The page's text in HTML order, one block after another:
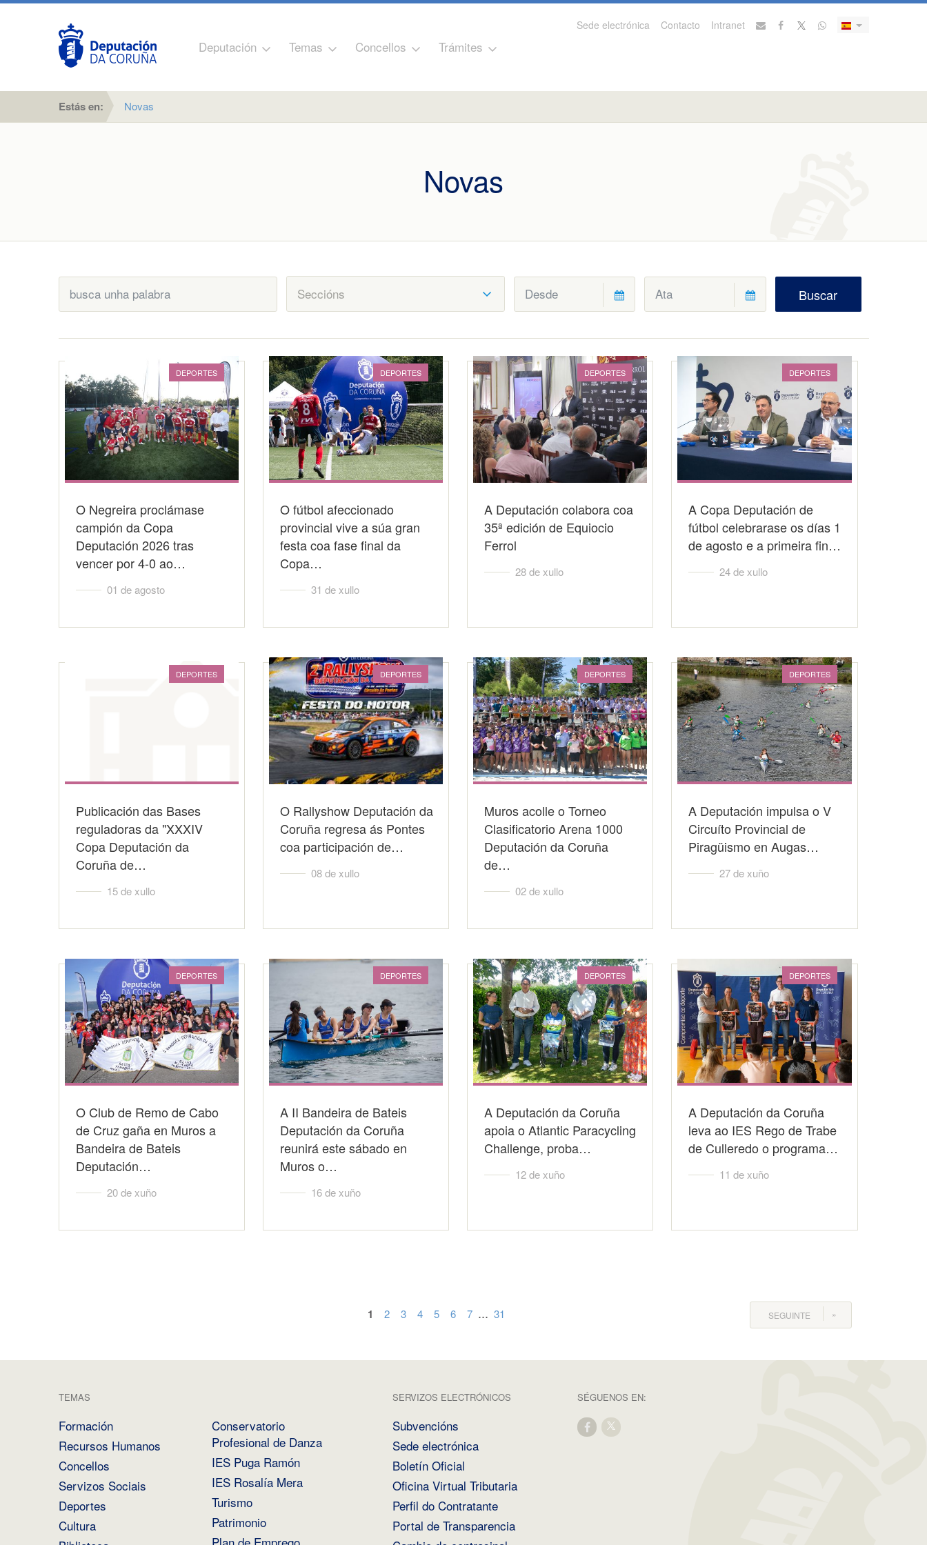
Sede electrónica Contacto Intranet
Deputación Temas Concellos Trámites
Estás en: Novas
Novas
Buscar
DEPORTES
O Negreira proclámase
campión da Copa
Deputación 2026 tras
vencer por 4-0 ao…
01 de agosto
DEPORTES
O fútbol afeccionado
provincial vive a súa gran
festa coa fase final da
Copa…
31 de xullo
DEPORTES
A Deputación colabora coa
35ª edición de Equiocio
Ferrol
28 de xullo
DEPORTES
A Copa Deputación de
fútbol celebrarase os días 1
de agosto e a primeira fin…
24 de xullo
DEPORTES
Publicación das Bases
reguladoras da "XXXIV
Copa Deputación da
Coruña de…
15 de xullo
DEPORTES
O Rallyshow Deputación da
Coruña regresa ás Pontes
coa participación de…
08 de xullo
DEPORTES
Muros acolle o Torneo
Clasificatorio Arena 1000
Deputación da Coruña
de…
02 de xullo
DEPORTES
A Deputación impulsa o V
Circuíto Provincial de
Piragüismo en Augas…
27 de xuño
DEPORTES
O Club de Remo de Cabo
de Cruz gaña en Muros a
Bandeira de Bateis
Deputación…
20 de xuño
DEPORTES
A II Bandeira de Bateis
Deputación da Coruña
reunirá este sábado en
Muros o…
16 de xuño
DEPORTES
A Deputación da Coruña
apoia o Atlantic Paracycling
Challenge, proba…
12 de xuño
DEPORTES
A Deputación da Coruña
leva ao IES Rego de Trabe
de Culleredo o programa…
11 de xuño
1 2 3 4 5 6 7 ... 31 SEGUINTE
TEMAS
Formación
Recursos Humanos
Concellos
Servizos Sociais
Deportes
Cultura
Conservatorio
Profesional de Danza
IES Puga Ramón
IES Rosalía Mera
Turismo
Patrimonio
SERVIZOS ELECTRÓNICOS
Subvencións
Sede electrónica
Boletín Oficial
Oficina Virtual Tributaria
Perfil do Contratante
Portal de Transparencia
SÉGUENOS EN: